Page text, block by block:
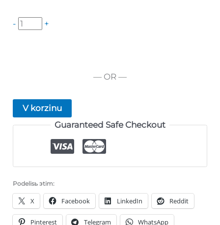
- Količestvo
+
— OR —
V korzinu
Guaranteed Safe Checkout
Podelisь эtim:
X Facebook LinkedIn Reddit
Pinterest Telegram WhatsApp